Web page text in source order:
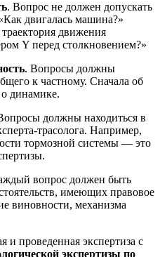
. Вопрос не должен допускать
двигалась машина?»
движения
Y перед столкновением?»
. Вопросы должны
к частному. Сначала об
динамике.
должны находиться в
трасолога. Например,
тормозной системы — это
вопрос должен быть
имеющих правовое
виновности, механизма
и проведенная экспертиза с
экспертизы по